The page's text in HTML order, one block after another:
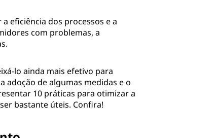
eficiência dos processos e a
com problemas, a
lo ainda mais efetivo para
de algumas medidas e o
10 práticas para otimizar a
bastante úteis. Confira!